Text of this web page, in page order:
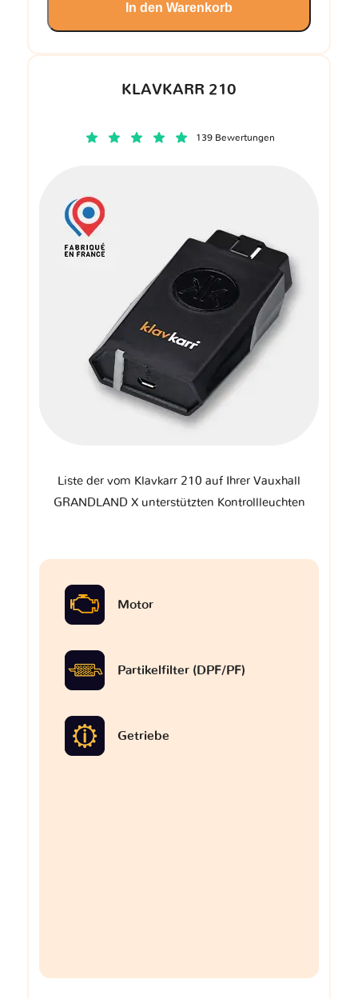
KLAVKARR 210
139 Bewertungen
Liste der vom Klavkarr 210 auf Ihrer Vauxhall
GRANDLAND X unterstützten Kontrollleuchten
Motor
Partikelfilter (DPF/PF)
Getriebe
In den Warenkorb